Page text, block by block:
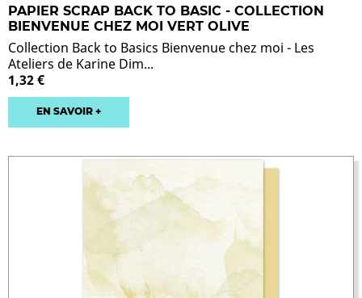
PAPIER SCRAP BACK TO BASIC - COLLECTION
BIENVENUE CHEZ MOI VERT OLIVE
Collection Back to Basics Bienvenue chez moi - Les
Ateliers de Karine Dim...
1,32 €
EN SAVOIR +